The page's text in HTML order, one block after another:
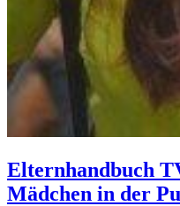
Elternhandbuch
Mädchen in der